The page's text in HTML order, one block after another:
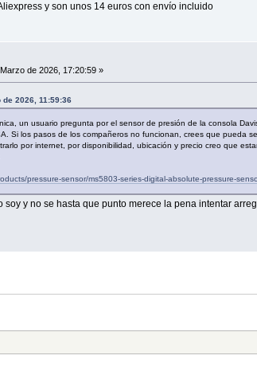
y son unos 14 euros con envío incluido
de 2026, 17:20:59 »
2026, 11:59:36
un usuario pregunta por el sensor de presión de la consola
Si los pasos de los compañeros no funcionan, crees que pueda
por internet, por disponibilidad, ubicación y precio creo que
pressure-sensor/ms5803-series-digital-absolute-pressure-
soy y no se hasta que punto merece la pena intentar